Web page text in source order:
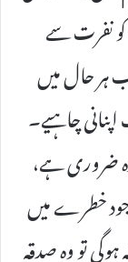
نفرت سے
ہر حال میں
چاہیے۔
ضروری ہے،
خطرے میں
تو وہ صدقہ